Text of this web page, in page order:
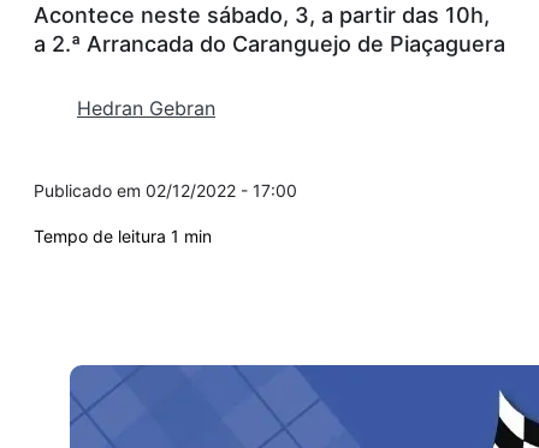
Acontece neste sábado, 3, a partir das 10h,
a 2.ª Arrancada do Caranguejo de Piaçaguera
Hedran Gebran
02/12/2022 - 17:00